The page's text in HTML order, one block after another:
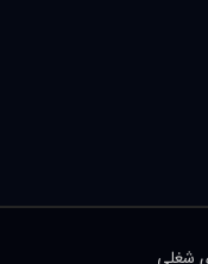
شغلی